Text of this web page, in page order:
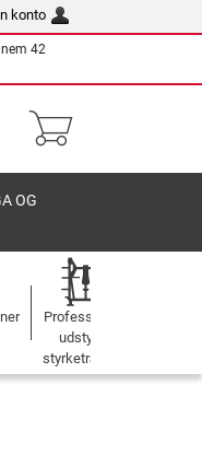
konto
42
OG
Professionelt
udstyr til
styrketræning